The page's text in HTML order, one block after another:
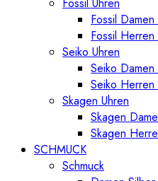
Fossil Uhren
Fossil Damen
Fossil Herren
Seiko Uhren
Seiko Damen
Seiko Herren
Skagen Uhren
Skagen
Skagen
SCHMUCK
Schmuck